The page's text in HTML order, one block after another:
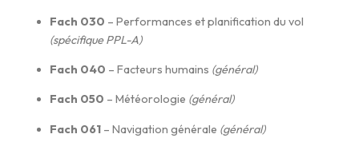
Fach 030 – Performances et planification du vol
(spécifique PPL-A)
Fach 040 – Facteurs humains (général)
Fach 050 – Météorologie (général)
Fach 061 – Navigation générale (général)